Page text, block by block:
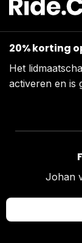
20% korting
Het
activeren en is
Johan